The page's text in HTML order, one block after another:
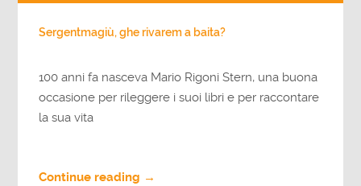
Sergentmagiù, ghe rivarem a baita?
100 anni fa nasceva Mario Rigoni Stern, una buona
occasione per rileggere i suoi libri e per raccontare
la sua vita
Continue reading →